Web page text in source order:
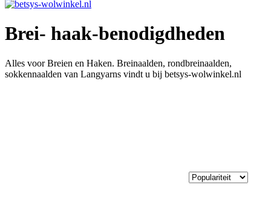
Brei- haak-benodigdheden
Alles voor Breien en Haken. Breinaalden, rondbreinaalden,
sokkennaalden van Langyarns vindt u bij betsys-wolwinkel.nl